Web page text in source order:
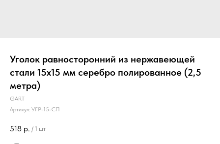
Уголок равносторонний из нержавеющей
стали 15х15 мм серебро полированное (2,5
метра)
GART
Артикул: УГР-15-СП
518 р. / 1 шт